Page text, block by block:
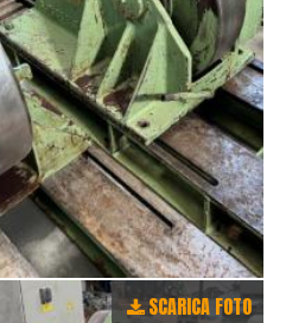
SCARICA FOTO